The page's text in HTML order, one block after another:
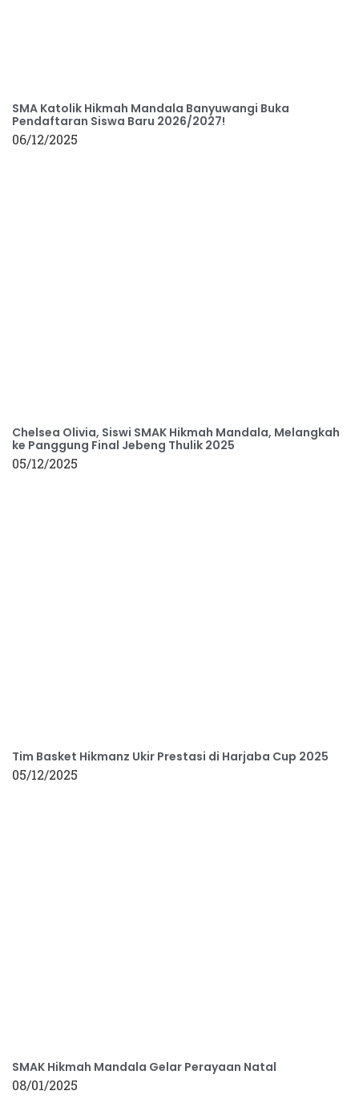
SMA Katolik Hikmah Mandala Banyuwangi Buka
Pendaftaran Siswa Baru 2026/2027!
06/12/2025
Chelsea Olivia, Siswi SMAK Hikmah Mandala, Melangkah
ke Panggung Final Jebeng Thulik 2025
05/12/2025
Tim Basket Hikmanz Ukir Prestasi di Harjaba Cup 2025
05/12/2025
SMAK Hikmah Mandala Gelar Perayaan Natal
08/01/2025